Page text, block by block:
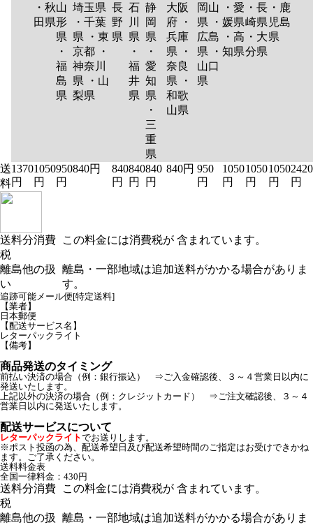
・秋
田県
山
形
県
・
福
島
県
埼玉県
・千葉
県 ・東
京都 ・
神奈川
県 ・山
梨県
長
野
県
石
川
県
・
福
井
県
静
岡
県
・
愛
知
県
・
三
重
県
大阪
府 ・
兵庫
県 ・
奈良
県 ・
和歌
山県
岡山
県 ・
広島
県 ・
山口
県
・愛
媛県
・高
知県
・長
崎県
・大
分県
・鹿
児島
県
送
料
1370
円
1050
円
950
円
840円
840
円
840
円
840
円
840円 950
円
1050
円
1050
円
1050
円
2420
円
送料分消費
税
この料金には消費税が 含まれています。
離島他の扱
い
離島・一部地域は追加送料がかかる場合がありま
す。
追跡可能メール便[特定送料]
【業者】
日本郵便
【配送サービス名】
レターパックライト
【備考】
商品発送のタイミング
前払い決済の場合（例：銀行振込） ⇒ご入金確認後、３～４営業日以内に
発送いたします。
上記以外の決済の場合（例：クレジットカード） ⇒ご注文確認後、３～４
営業日以内に発送いたします。
配送サービスについて
レターパックライトでお送りします。
※ポスト投函の為、配送希望日及び配送希望時間のご指定はお受けできかね
ます。ご了承ください。
送料料金表
全国一律料金：430円
送料分消費
税
この料金には消費税が 含まれています。
離島他の扱
離島・一部地域は追加送料がかかる場合がありま